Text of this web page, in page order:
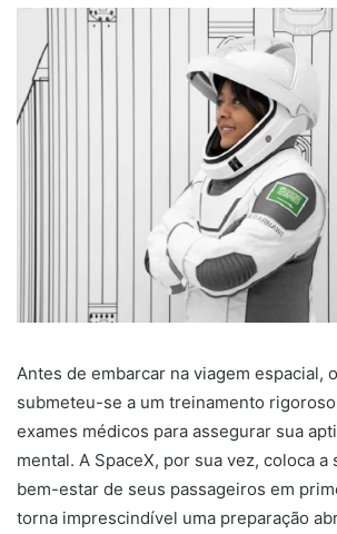
Antes de embarcar na viagem espacial,
submeteu-se a um treinamento
exames médicos para assegurar sua
mental. A SpaceX, por sua vez, coloca a
bem-estar de seus passageiros em
torna imprescindível uma preparação